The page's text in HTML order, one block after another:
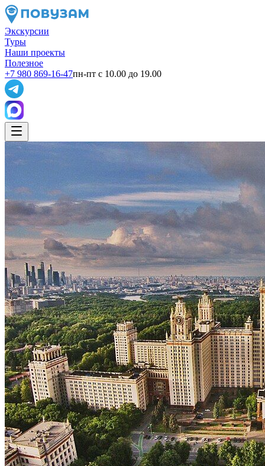
Экскурсии
Туры
Наши проекты
Полезное
+7 980 869-16-47пн-пт с 10.00 до 19.00